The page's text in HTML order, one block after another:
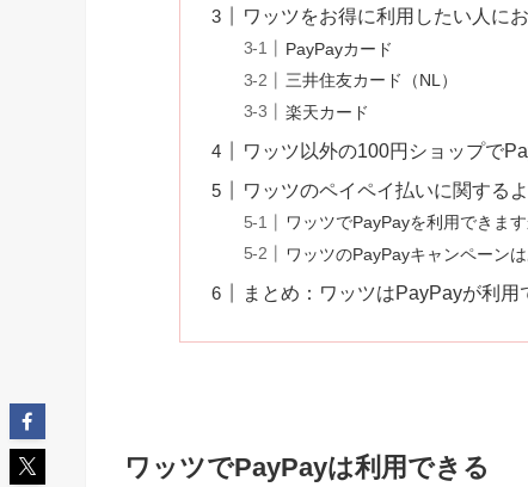
ワッツをお得に利用したい人に
PayPayカード
三井住友カード（NL）
楽天カード
ワッツ以外の100円ショップで
ワッツのペイペイ払いに関する
ワッツでPayPayを利用できます
ワッツのPayPayキャンペーン
まとめ：ワッツはPayPayが利用
ワッツでPayPayは利用できる